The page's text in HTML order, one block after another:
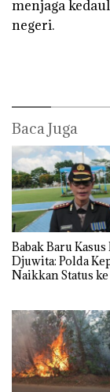
menjaga
negeri.
Baca Juga
Babak Baru
Djuwita: Polda
Naikkan Status ke